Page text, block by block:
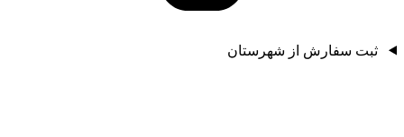
ثبت سفارش از شهرستان